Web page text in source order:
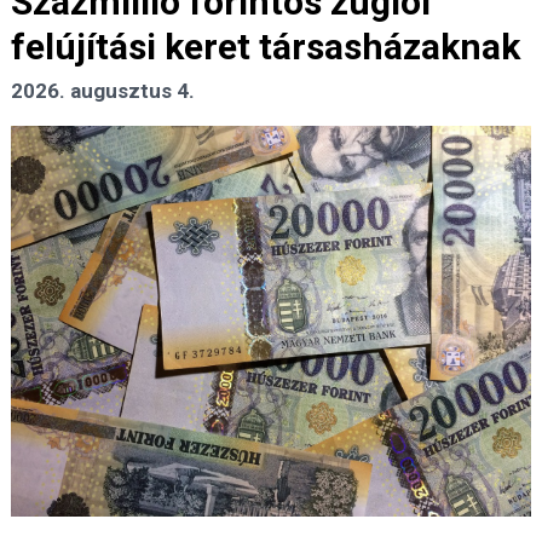
felújítási keret társasházaknak
2026. augusztus 4.